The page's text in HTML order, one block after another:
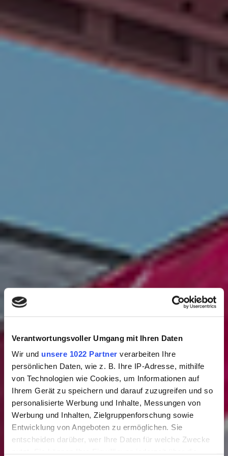
Verantwortungsvoller Umgang mit Ihren Daten
Wir und unsere 1022 Partner verarbeiten Ihre
persönlichen Daten, wie z. B. Ihre IP-Adresse, mithilfe
von Technologien wie Cookies, um Informationen auf
Ihrem Gerät zu speichern und darauf zuzugreifen und so
personalisierte Werbung und Inhalte, Messungen von
Werbung und Inhalten, Zielgruppenforschung sowie
Entwicklung von Angeboten zu ermöglichen. Sie
entscheiden darüber, wer Ihre Daten für welche Zwecke
Schweiz Städtetrip Wochenende
Darum hat sich die